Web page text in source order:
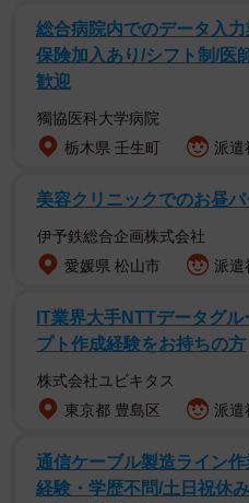
総合病院内でのデータ入
保険加入あり/シフト制/医
歓迎
獨協医科大学病院
栃木県 壬生町
派遣
美容クリニックでのお昼
伊予鉄総合企画株式会社
愛媛県 松山市
派遣
IT業界大手NTTデータグ
プト作成経験をお持ちの方
株式会社ユビキタス
東京都 豊島区
派遣
通信ケーブル製造ライン
経験・学歴不問/土日祝休